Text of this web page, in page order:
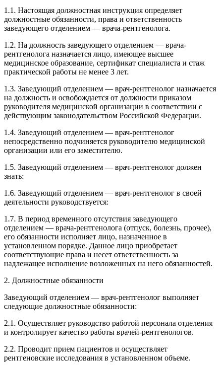
1.1. Настоящая должностная инструкция определяет
должностные обязанности, права и ответственность
заведующего отделением — врача-рентгенолога.
1.2. На должность заведующего отделением — врача-
рентгенолога назначается лицо, имеющее высшее
медицинское образование, сертификат специалиста и стаж
практической работы не менее 3 лет.
1.3. Заведующий отделением — врач-рентгенолог назначается
на должность и освобождается от должности приказом
руководителя медицинской организации в соответствии с
действующим законодательством Российской Федерации.
1.4. Заведующий отделением — врач-рентгенолог
непосредственно подчиняется руководителю медицинской
организации или его заместителю.
1.5. Заведующий отделением — врач-рентгенолог должен
знать:
1.6. Заведующий отделением — врач-рентгенолог в своей
деятельности руководствуется:
1.7. В период временного отсутствия заведующего
отделением — врача-рентгенолога (отпуск, болезнь, прочее),
его обязанности исполняет лицо, назначенное в
установленном порядке. Данное лицо приобретает
соответствующие права и несет ответственность за
надлежащее исполнение возложенных на него обязанностей.
2. Должностные обязанности
Заведующий отделением — врач-рентгенолог выполняет
следующие должностные обязанности:
2.1. Осуществляет руководство работой персонала отделения
и контролирует качество работы врачей-рентгенологов.
2.2. Проводит прием пациентов и осуществляет
рентгеновские исследования в установленном объеме.